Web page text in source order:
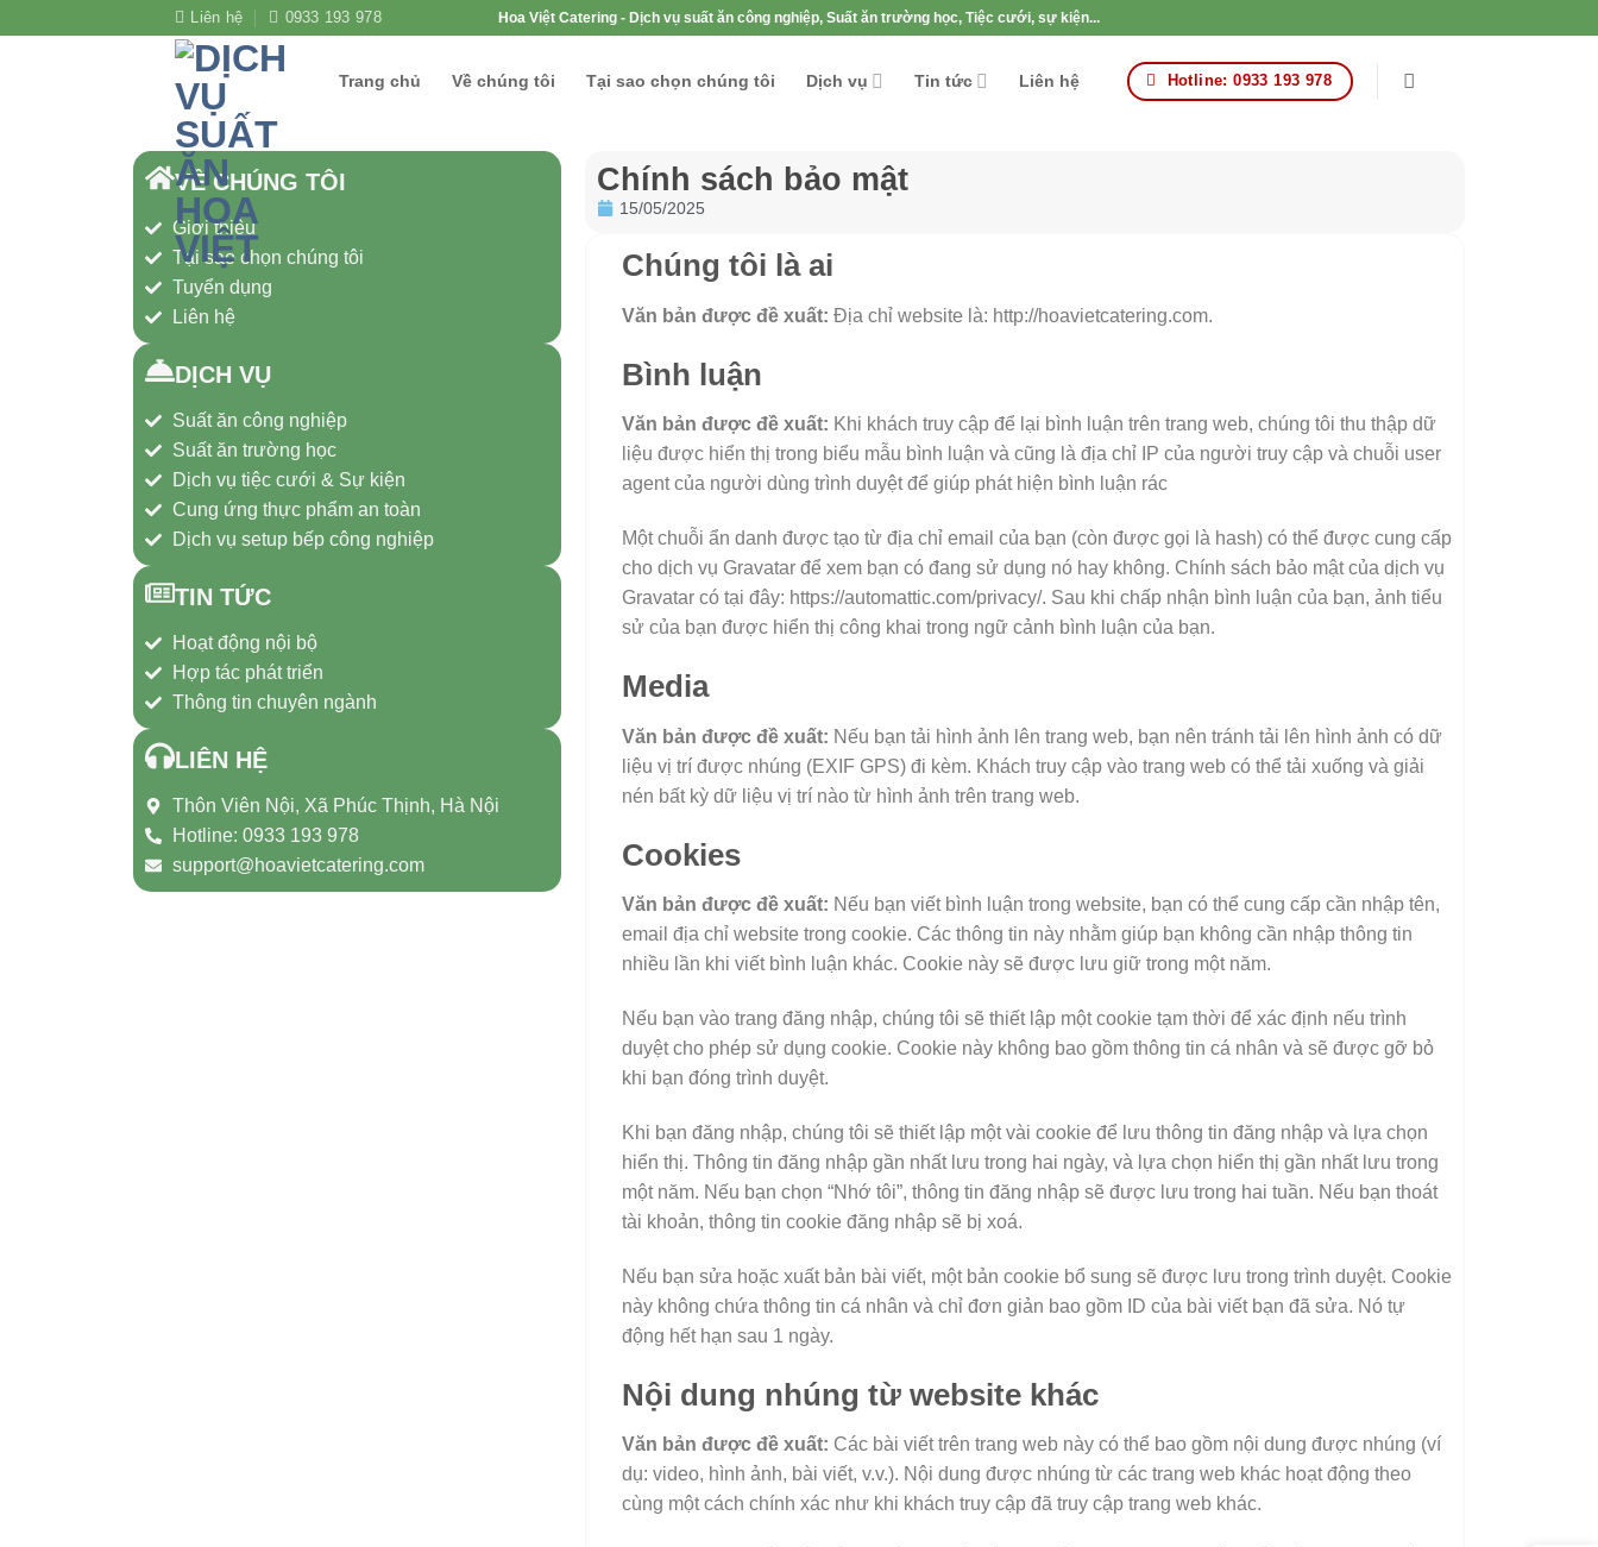
Liên hệ 0933 193 978 Hoa Việt Catering - Dịch vụ suất ăn công nghiệp, Suất ăn trường học, Tiệc cưới, sự kiện...
Trang chủ Về chúng tôi Tại sao chọn chúng tôi Dịch vụ Tin tức Liên hệ Hotline: 0933 193 978
VỀ CHÚNG TÔI
Giới thiệu
Tại sao chọn chúng tôi
Tuyển dụng
Liên hệ
DỊCH VỤ
Suất ăn công nghiệp
Suất ăn trường học
Dịch vụ tiệc cưới & Sự kiện
Cung ứng thực phẩm an toàn
Dịch vụ setup bếp công nghiệp
TIN TỨC
Hoạt động nội bộ
Hợp tác phát triển
Thông tin chuyên ngành
LIÊN HỆ
Thôn Viên Nội, Xã Phúc Thịnh, Hà Nội
Hotline: 0933 193 978
support@hoavietcatering.com
Chính sách bảo mật
15/05/2025
Chúng tôi là ai
Văn bản được đề xuất: Địa chỉ website là: http://hoavietcatering.com.
Bình luận
Văn bản được đề xuất: Khi khách truy cập để lại bình luận trên trang web, chúng tôi thu thập dữ
liệu được hiển thị trong biểu mẫu bình luận và cũng là địa chỉ IP của người truy cập và chuỗi user
agent của người dùng trình duyệt để giúp phát hiện bình luận rác
Một chuỗi ẩn danh được tạo từ địa chỉ email của bạn (còn được gọi là hash) có thể được cung cấp
cho dịch vụ Gravatar để xem bạn có đang sử dụng nó hay không. Chính sách bảo mật của dịch vụ
Gravatar có tại đây: https://automattic.com/privacy/. Sau khi chấp nhận bình luận của bạn, ảnh tiểu
sử của bạn được hiển thị công khai trong ngữ cảnh bình luận của bạn.
Media
Văn bản được đề xuất: Nếu bạn tải hình ảnh lên trang web, bạn nên tránh tải lên hình ảnh có dữ
liệu vị trí được nhúng (EXIF GPS) đi kèm. Khách truy cập vào trang web có thể tải xuống và giải
nén bất kỳ dữ liệu vị trí nào từ hình ảnh trên trang web.
Cookies
Văn bản được đề xuất: Nếu bạn viết bình luận trong website, bạn có thể cung cấp cần nhập tên,
email địa chỉ website trong cookie. Các thông tin này nhằm giúp bạn không cần nhập thông tin
nhiều lần khi viết bình luận khác. Cookie này sẽ được lưu giữ trong một năm.
Nếu bạn vào trang đăng nhập, chúng tôi sẽ thiết lập một cookie tạm thời để xác định nếu trình
duyệt cho phép sử dụng cookie. Cookie này không bao gồm thông tin cá nhân và sẽ được gỡ bỏ
khi bạn đóng trình duyệt.
Khi bạn đăng nhập, chúng tôi sẽ thiết lập một vài cookie để lưu thông tin đăng nhập và lựa chọn
hiển thị. Thông tin đăng nhập gần nhất lưu trong hai ngày, và lựa chọn hiển thị gần nhất lưu trong
một năm. Nếu bạn chọn “Nhớ tôi”, thông tin đăng nhập sẽ được lưu trong hai tuần. Nếu bạn thoát
tài khoản, thông tin cookie đăng nhập sẽ bị xoá.
Nếu bạn sửa hoặc xuất bản bài viết, một bản cookie bổ sung sẽ được lưu trong trình duyệt. Cookie
này không chứa thông tin cá nhân và chỉ đơn giản bao gồm ID của bài viết bạn đã sửa. Nó tự
động hết hạn sau 1 ngày.
Nội dung nhúng từ website khác
Văn bản được đề xuất: Các bài viết trên trang web này có thể bao gồm nội dung được nhúng (ví
dụ: video, hình ảnh, bài viết, v.v.). Nội dung được nhúng từ các trang web khác hoạt động theo
cùng một cách chính xác như khi khách truy cập đã truy cập trang web khác.